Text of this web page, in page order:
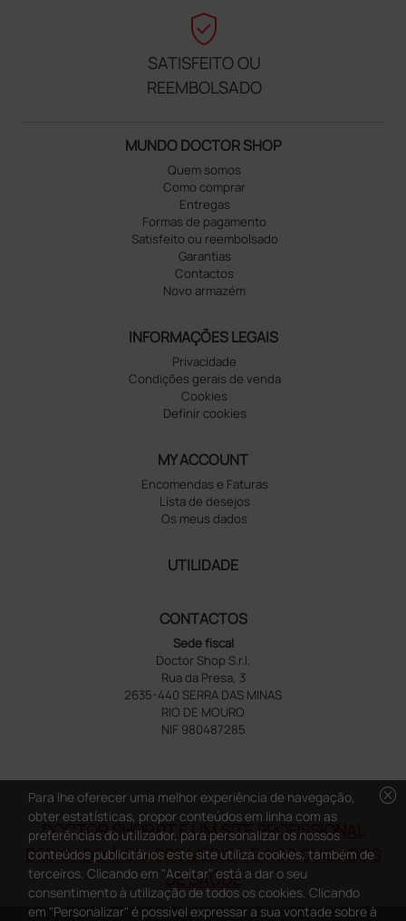
verified_user
SATISFEITO OU
REEMBOLSADO
MUNDO DOCTOR SHOP
Quem somos
Como comprar
Entregas
Formas de pagamento
Satisfeito ou reembolsado
Garantias
Contactos
Novo armazém
INFORMAÇÕES LEGAIS
Privacidade
Condições gerais de venda
Cookies
Definir cookies
MY ACCOUNT
Encomendas e Faturas
Lista de desejos
Os meus dados
UTILIDADE
CONTACTOS
Sede fiscal
Doctor Shop S.r.l.
Rua da Presa, 3
2635-440 SERRA DAS MINAS
RIO DE MOURO
NIF 980487285
DOCTOR SHOP.PT É UM SITE PROFISSIONAL
DEDICADO À CLASSE MÉDICA E AOS CUIDADOS
DE SAÚDE
cancel
Para lhe oferecer uma melhor experiência de navegação,
obter estatísticas, propor conteúdos em linha com as
preferências do utilizador, para personalizar os nossos
conteúdos publicitários este site utiliza cookies, também de
terceiros. Clicando em "Aceitar" está a dar o seu
consentimento à utilização de todos os cookies. Clicando
em "Personalizar" é possível expressar a sua vontade sobre à